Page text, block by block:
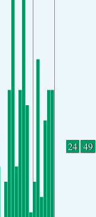
24 49